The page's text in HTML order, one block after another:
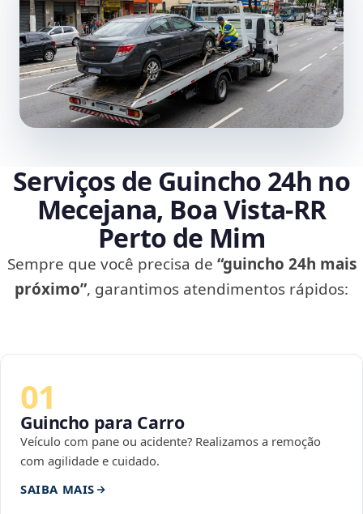
Serviços de Guincho 24h no
Mecejana, Boa Vista‑RR
Perto de Mim
Sempre que você precisa de “guincho 24h mais
próximo”, garantimos atendimentos rápidos:
01
Guincho para Carro
Veículo com pane ou acidente? Realizamos a remoção
com agilidade e cuidado.
SAIBA MAIS